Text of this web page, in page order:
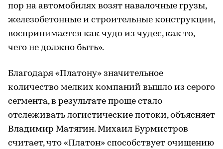
пор на автомобилях возят навалочные грузы,
железобетонные и строительные конструкции,
воспринимается как чудо из чудес, как то,
чего не должно быть».
Благодаря «Платону» значительное
количество мелких компаний вышло из серого
сегмента, в результате проще стало
отслеживать логистические потоки, объясняет
Владимир Матягин. Михаил Бурмистров
считает, что «Платон» способствует очищению